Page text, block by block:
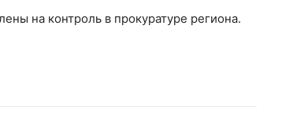
на контроль в прокуратуре региона.